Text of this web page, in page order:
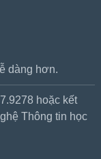
dàng hơn.
hoặc kết
Thông tin học